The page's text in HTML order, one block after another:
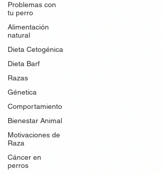
Problemas con
tu perro
Alimentación
natural
Dieta Cetogénica
Dieta Barf
Razas
Génetica
Comportamiento
Bienestar Animal
Motivaciones de
Raza
Cáncer en
perros